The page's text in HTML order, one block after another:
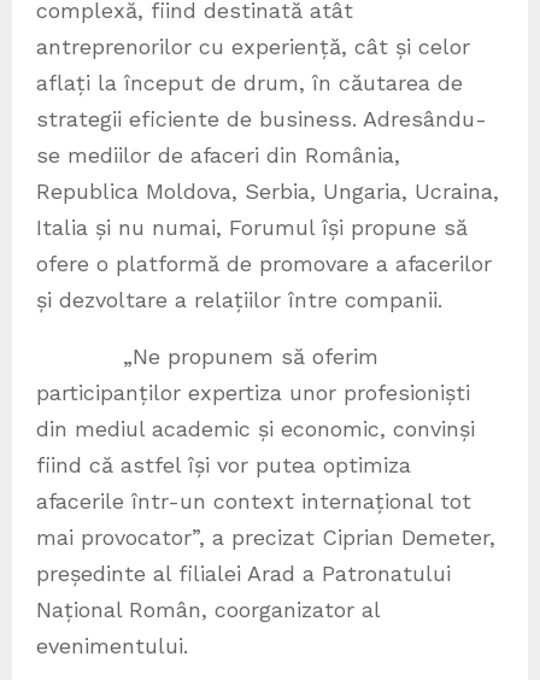
complexă, fiind destinată atât
antreprenorilor cu experiență, cât și celor
aflați la început de drum, în căutarea de
strategii eficiente de business. Adresându-
se mediilor de afaceri din România,
Republica Moldova, Serbia, Ungaria, Ucraina,
Italia și nu numai, Forumul își propune să
ofere o platformă de promovare a afacerilor
și dezvoltare a relațiilor între companii.
„Ne propunem să oferim
participanților expertiza unor profesioniști
din mediul academic și economic, convinși
fiind că astfel își vor putea optimiza
afacerile într-un context internațional tot
mai provocator”, a precizat Ciprian Demeter,
președinte al filialei Arad a Patronatului
Național Român, coorganizator al
evenimentului.